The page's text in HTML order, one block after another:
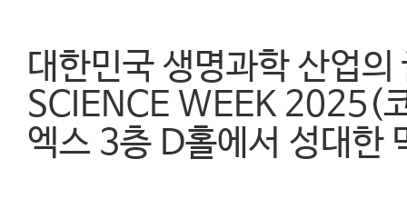
대한민국 생명과학 산업
SCIENCE WEEK 2025(
엑스 3층 D홀에서 성대한